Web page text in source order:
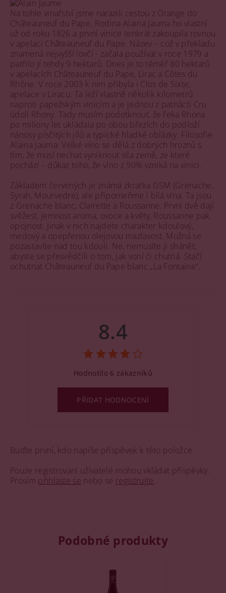
Na tohle vinařství jsme narazili cestou z Orange do
Châteauneuf du Pape. Rodina Alaina Jauma ho vlastní
už od roku 1826 a první vinice tenkrát zakoupila rovnou
v apelaci Châteauneuf du Pape. Název – což v překladu
znamená nejvyšší lovčí - začala používat v roce 1979 a
patřilo jí tehdy 9 hektarů. Dnes je to téměř 80 hektarů
v apelacích Châteauneuf du Pape, Lirac a Côtes du
Rhône. V roce 2003 k nim přibyla i Clos de Sixte,
apelace v Liracu. Ta leží vlastně několik kilometrů
naproti papežským vinicím a je jednou z patnácti Cru
údolí Rhony. Tady musím podotknout, že řeka Rhona
po miliony let ukládala po obou březích do podloží
nánosy písčitých jílů a typické hladké oblázky. Filosofie
Alaina Jauma: Velké víno se dělá z dobrých hroznů s
tím, že musí nechat vyniknout síla země, ze které
pochází – důkaz toho, že víno z 90% vzniká na vinici.
Základem červených je známá zkratka GSM (Grenache,
Syrah, Mourvedre), ale připomeňme i bílá vína. Ta jsou
z Grenache blanc, Clairette a Roussanne. První dvě dají
svěžest, jemnost aroma, ovoce a květy, Roussanne pak
opojnost. Jinak v nich najdete charakter kdoulový,
medový a opepřenou olejovou mazlavost. Možná se
pozastavíte nad tou kdoulí. Ne, nemusíte ji shánět,
abyste se přesvědčili o tom, jak voní či chutná. Stačí
ochutnat Châteauneuf du Pape blanc „La Fontaine“.
Buďte první, kdo napíše příspěvek k této položce.
Pouze registrovaní uživatelé mohou vkládat příspěvky.
Prosím přihlaste se nebo se registrujte
8.4
Hodnotilo 6 zákazníků
PŘIDAT HODNOCENÍ
Podobné produkty